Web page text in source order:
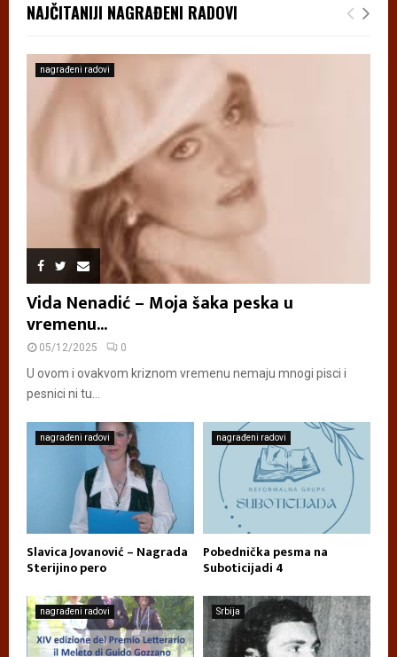
NAJČITANIJI NAGRAĐENI RADOVI
nagrađeni radovi
Vida Nenadić – Moja šaka peska u
vremenu...
05/12/2025 0
U ovom i ovakvom kriznom vremenu nemaju mnogi pisci i
pesnici ni tu...
nagrađeni radovi
Slavica Jovanović – Nagrada
Sterijino pero
nagrađeni radovi
Pobednička pesma na
Suboticijadi 4
nagrađeni radovi Srbija